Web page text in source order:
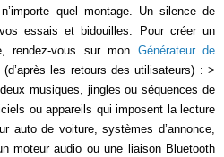
quel montage. Un silence de
essais et bidouilles. Pour créer un
rendez-vous sur mon Générateur de
les retours des utilisateurs) : >
musiques, jingles ou séquences de
ou appareils qui imposent la lecture
auto de voiture, systèmes d’annonce,
moteur audio ou une liaison Bluetooth